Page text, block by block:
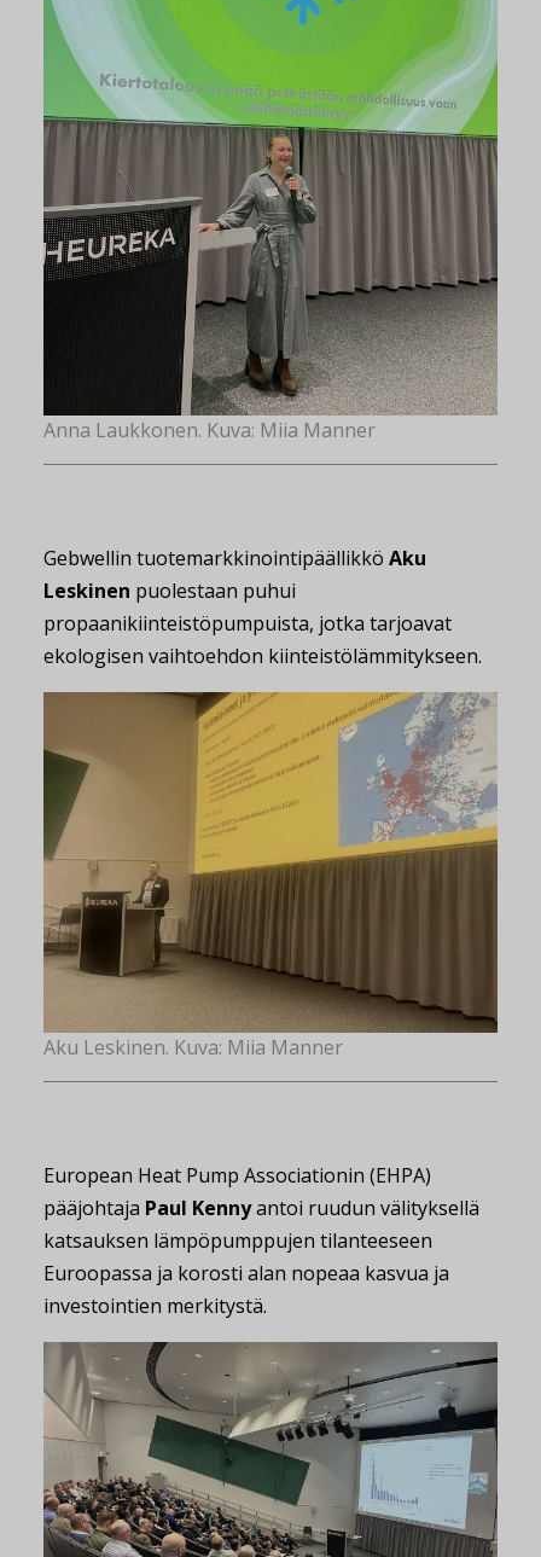
Anna Laukkonen. Kuva: Miia Manner
Gebwellin tuotemarkkinointipäällikkö Aku
Leskinen puolestaan puhui
propaanikiinteistöpumpuista, jotka tarjoavat
ekologisen vaihtoehdon kiinteistölämmitykseen.
Aku Leskinen. Kuva: Miia Manner
European Heat Pump Associationin (EHPA)
pääjohtaja Paul Kennyantoi ruudun välityksellä
katsauksen lämpöpumppujen tilanteeseen
Euroopassa ja korosti alan nopeaa kasvua ja
investointien merkitystä.